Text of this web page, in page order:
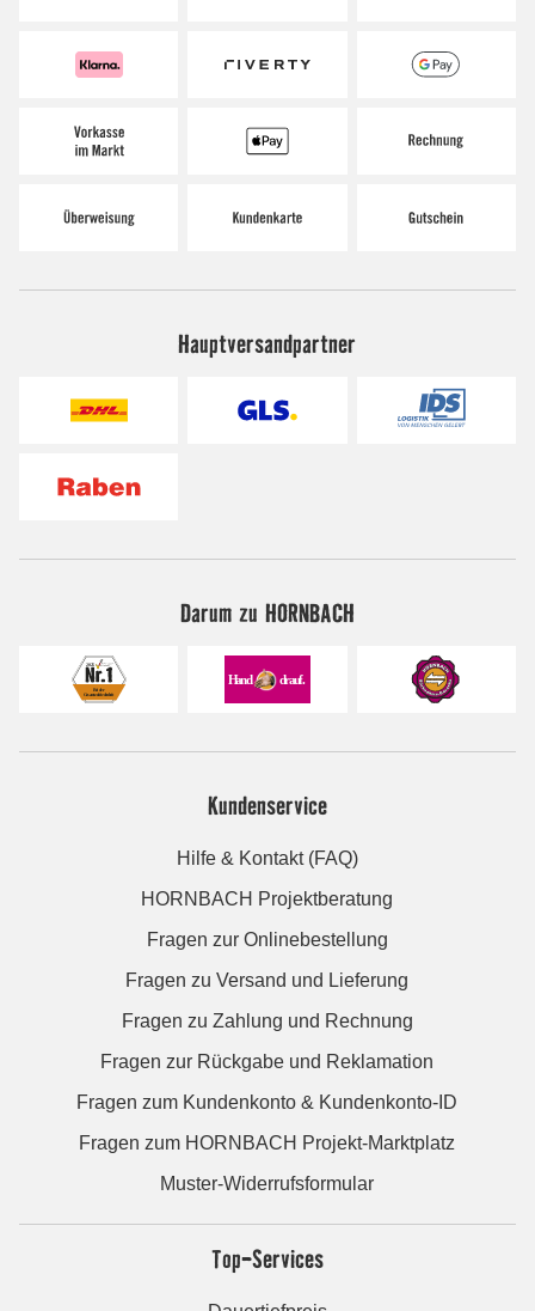
Hauptversandpartner
Darum zu HORNBACH
Kundenservice
Hilfe & Kontakt (FAQ)
HORNBACH Projektberatung
Fragen zur Onlinebestellung
Fragen zu Versand und Lieferung
Fragen zu Zahlung und Rechnung
Fragen zur Rückgabe und Reklamation
Fragen zum Kundenkonto & Kundenkonto-ID
Fragen zum HORNBACH Projekt-Marktplatz
Muster-Widerrufsformular
Top-Services